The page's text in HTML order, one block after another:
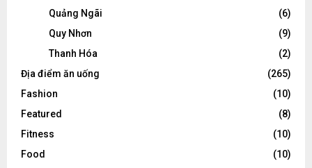
Quảng Ngãi
(6)
Quy Nhơn
(9)
Thanh Hóa
(2)
Địa điểm ăn uống
(265)
Fashion
(10)
Featured
(8)
Fitness
(10)
Food
(10)